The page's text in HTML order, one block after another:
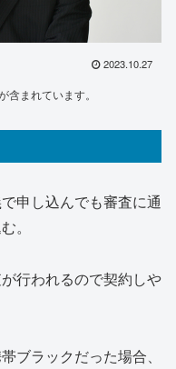
2023.10.27
まれています。
申し込んでも審査に通
。
行われるので契約しや
ブラックだった場合、